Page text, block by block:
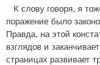
К слову говоря, я
поражение было
Правда, на этой
взглядов и
страницах развивает